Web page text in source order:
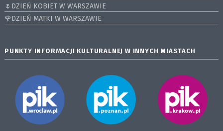
🌷DZIEŃ KOBIET W WARSZAWIE
🌹DZIEŃ MATKI W WARSZAWIE
PUNKTY INFORMACJI KULTURALNEJ W INNYCH MIASTACH